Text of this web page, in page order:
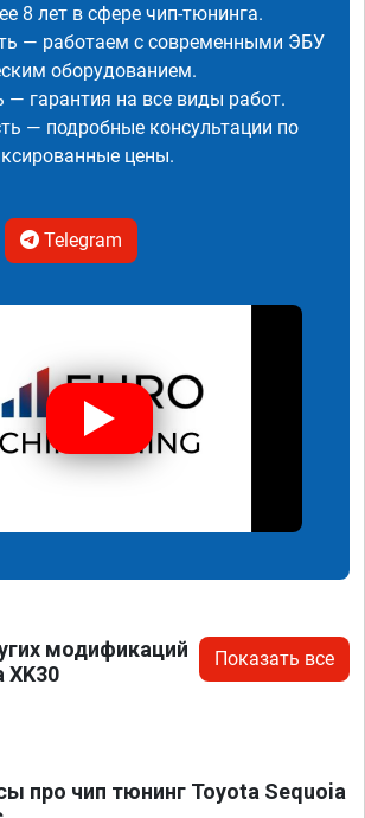
8 лет в сфере чип-тюнинга.
— работаем с современными ЭБУ
оборудованием.
— гарантия на все виды работ.
— подробные консультации по
цены.
Telegram
модификаций
XK30
Показать все
про чип тюнинг Toyota Sequoia